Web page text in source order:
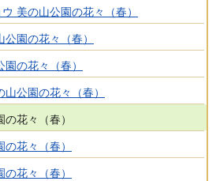
美の山公園の花々（春）
園の花々（春）
の花々（春）
公園の花々（春）
花々（春）
花々（春）
花々（春）